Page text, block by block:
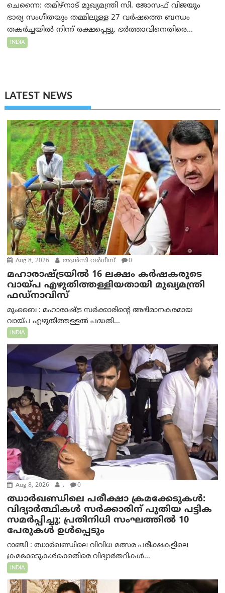
ചെന്നൈ: തമിഴ്‌നാട് മുഖ്യമന്ത്രി സി. ജോസഫ് വിജയും
ഭാര്യ സംഗീതയും തമ്മിലുള്ള 27 വർഷത്തെ ബന്ധം
തകർച്ചയിൽ നിന്ന് രക്ഷപ്പെട്ടു. ഭർത്താവിനെതിരെ...
INDIA
LATEST NEWS
Aug 8, 2026 ആന്‍സി വര്‍ഗീസ് 0
മഹാരാഷ്ട്രയിൽ 16 ലക്ഷം കർഷകരുടെ
വായ്പ എഴുതിത്തള്ളിയതായി മുഖ്യമന്ത്രി
ഫഡ്‌നാവിസ്
മുംബൈ : മഹാരാഷ്ട്ര സർക്കാരിന്റെ അഭിമാനകരമായ
വായ്പ എഴുതിത്തള്ളൽ പദ്ധതി...
INDIA
Aug 8, 2026 . 0
ഝാര്‍ഖണ്ഡിലെ പരീക്ഷാ ക്രമക്കേടുകള്‍:
വിദ്യാർത്ഥികൾ സർക്കാരിന് പുതിയ പട്ടിക
സമർപ്പിച്ചു; പ്രതിനിധി സംഘത്തിൽ 10
പേരുകൾ ഉൾപ്പെടും
റാഞ്ചി : ഝാർഖണ്ഡിലെ വിവിധ മത്സര പരീക്ഷകളിലെ
ക്രമക്കേടുകൾക്കെതിരെ വിദ്യാർത്ഥികൾ...
INDIA